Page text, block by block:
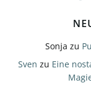
Sonja zu
Sven zu Eine